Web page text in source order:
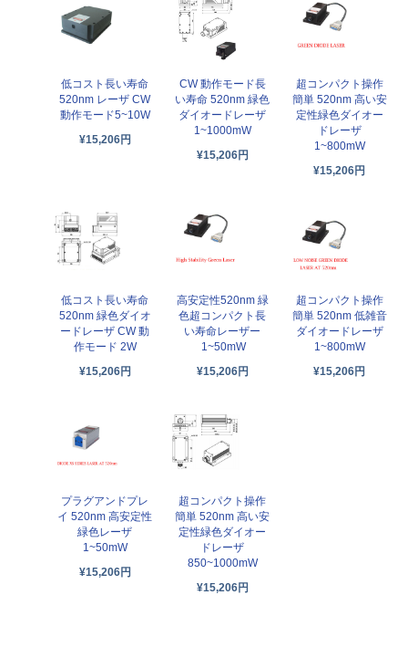
低コスト長い寿命
520nm レーザ CW
動作モード5~10W
¥15,206円
CW 動作モード長
い寿命 520nm 緑色
ダイオードレーザ
1~1000mW
¥15,206円
超コンパクト操作
簡単 520nm 高い安
定性緑色ダイオー
ドレーザ
1~800mW
¥15,206円
低コスト長い寿命
520nm 緑色ダイオ
ードレーザ CW 動
作モード 2W
¥15,206円
高安定性520nm 緑
色超コンパクト長
い寿命レーザー
1~50mW
¥15,206円
超コンパクト操作
簡単 520nm 低雑音
ダイオードレーザ
1~800mW
¥15,206円
プラグアンドプレ
イ 520nm 高安定性
緑色レーザ
1~50mW
¥15,206円
超コンパクト操作
簡単 520nm 高い安
定性緑色ダイオー
ドレーザ
850~1000mW
¥15,206円